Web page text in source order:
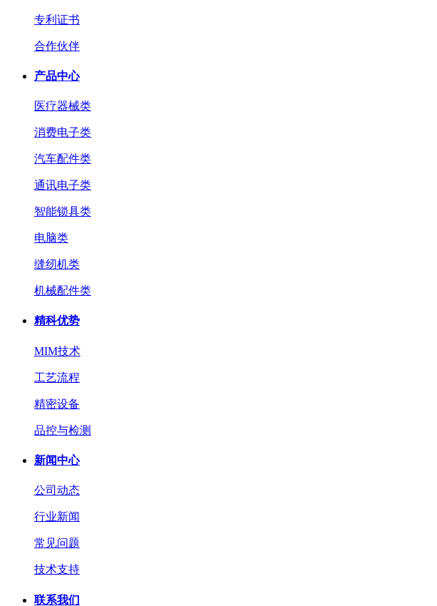
专利证书
合作伙伴
产品中心
医疗器械类
消费电子类
汽车配件类
通讯电子类
智能锁具类
电脑类
缝纫机类
机械配件类
精科优势
MIM技术
工艺流程
精密设备
品控与检测
新闻中心
公司动态
行业新闻
常见问题
技术支持
联系我们